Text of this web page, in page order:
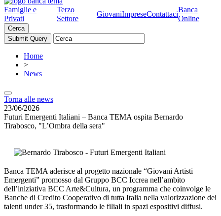
Famiglie e
Privati
Terzo
Settore
GiovaniImpreseContattaci
Banca
Online
Cerca
Home
>
News
Torna alle news
23/06/2026
Futuri Emergenti Italiani – Banca TEMA ospita Bernardo
Tirabosco, "L’Ombra della sera"
Banca TEMA aderisce al progetto nazionale “Giovani Artisti
Emergenti” promosso dal Gruppo BCC Iccrea nell’ambito
dell’iniziativa BCC Arte&Cultura, un programma che coinvolge le
Banche di Credito Cooperativo di tutta Italia nella valorizzazione dei
talenti under 35, trasformando le filiali in spazi espositivi diffusi.